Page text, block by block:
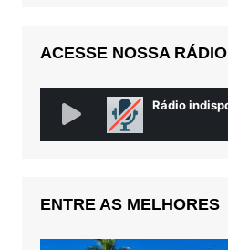
ACESSE NOSSA RÁDIO
ENTRE AS MELHORES